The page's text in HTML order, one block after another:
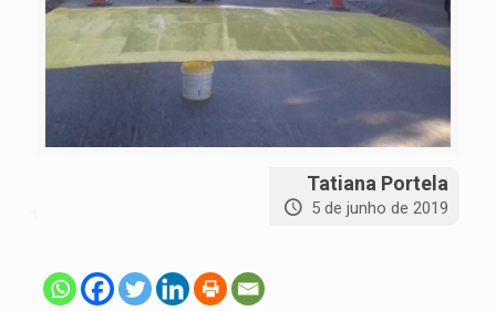
Tatiana Portela
5 de junho de 2019